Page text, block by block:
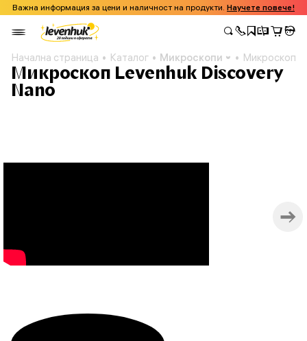
Важна информация за цени и наличност на продукти. Научете повече!
Начална страница Каталог Микроскопи Микроскоп
Микроскоп Levenhuk Discovery
Nano